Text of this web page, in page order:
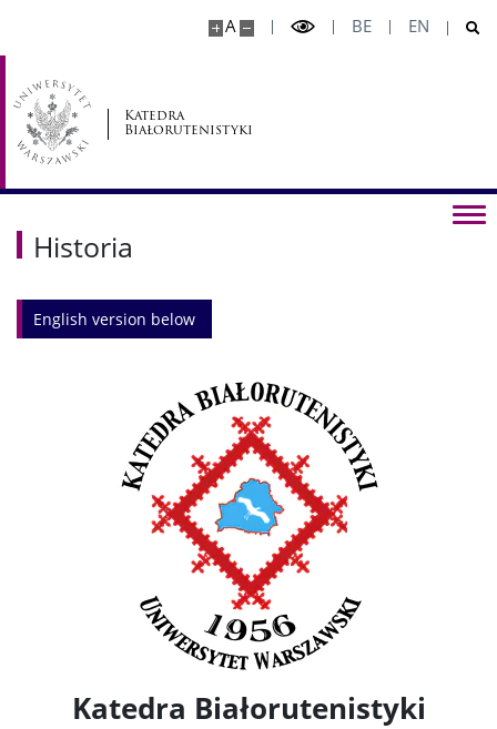
A BE EN
Katedra
Białorutenistyki
Historia
english version below
Katedra Białorutenistyki